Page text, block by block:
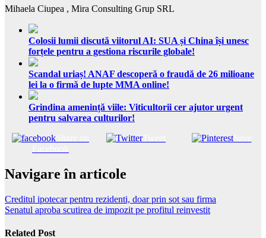
Mihaela Ciupea , Mira Consulting Grup SRL
Colosii lumii discută viitorul AI: SUA și China își unesc
forțele pentru a gestiona riscurile globale!
Scandal uriaș! ANAF descoperă o fraudă de 26 milioane
lei la o firmă de lupte MMA online!
Grindina amenință viile: Viticultorii cer ajutor urgent
pentru salvarea culturilor!
Tweet Save
Navigare în articole
Creditul ipotecar pentru rezidenti, doar prin sot sau firma
Senatul aproba scutirea de impozit pe profitul reinvestit
Related Post